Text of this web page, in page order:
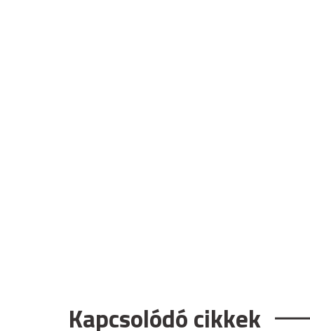
Kapcsolódó cikkek